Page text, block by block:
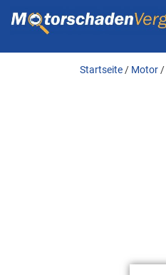
Startseite / Motor /